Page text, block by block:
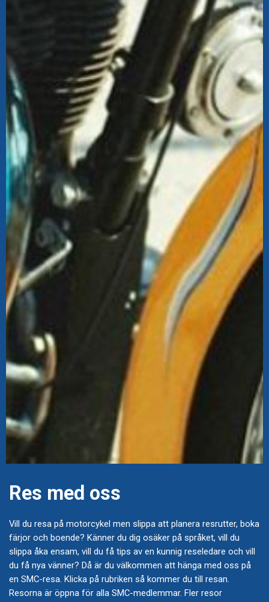
Res med oss
Vill du resa på motorcykel men slippa att planera resrutter, boka
färjor och boende? Känner du dig osäker på språket, vill du
slippa åka ensam, vill du få tips av en kunnig reseledare och vill
du få nya vänner? Då är du välkommen att hänga med oss på
en SMC-resa. Klicka på rubriken så kommer du till resan.
Resorna är öppna för alla SMC-medlemmar. Fler resor